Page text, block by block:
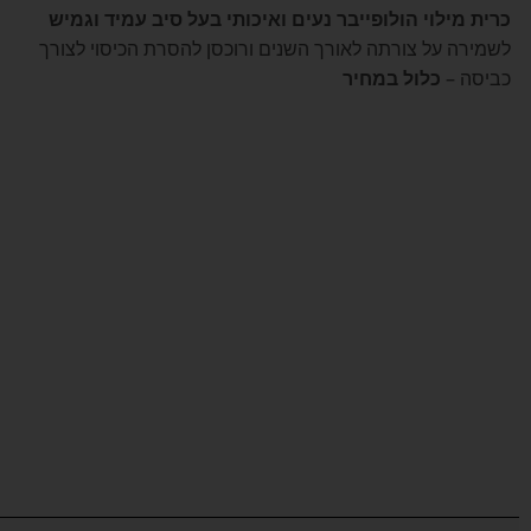
כרית מילוי הולופייבר נעים ואיכותי בעל סיב עמיד וגמיש
לשמירה על צורתה לאורך השנים ורוכסן להסרת הכיסוי לצורך
כביסה – כלול במחיר